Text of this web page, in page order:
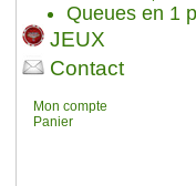
Queues en 1
JEUX
Contact
Mon compte
Panier